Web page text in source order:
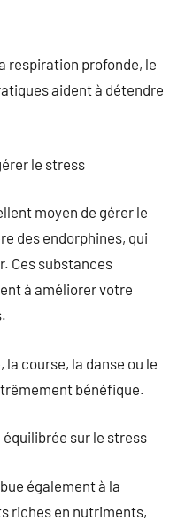
respiration profonde, le
aident à détendre
le stress
moyen de gérer le
des endorphines, qui
Ces substances
à améliorer votre
course, la danse ou le
bénéfique.
équilibrée sur le stress
également à la
riches en nutriments,